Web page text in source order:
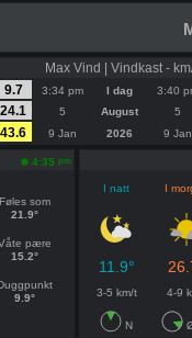
Max Vind | Vindkast -
9.7
3:34 pm I dag 3:40
24.1
5 August 5
43.6
9 Jan 2026 9 Jan
4:35 pm
Føles som
21.9°
pære
15.2°
9.9°
I natt I
11.9°
3-5 km/t 4-9
N